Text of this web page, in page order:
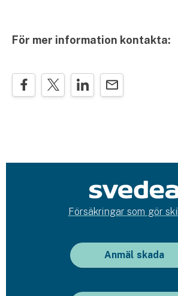
För mer information kontakta:
Försäkringar som gör
Anmäl skada